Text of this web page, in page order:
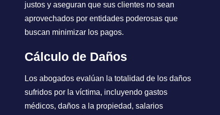
justos y aseguran que sus clientes no sean
aprovechados por entidades poderosas que
buscan minimizar los pagos.
Cálculo de Daños
Los abogados evalúan la totalidad de los daños
sufridos por la víctima, incluyendo gastos
médicos, daños a la propiedad, salarios